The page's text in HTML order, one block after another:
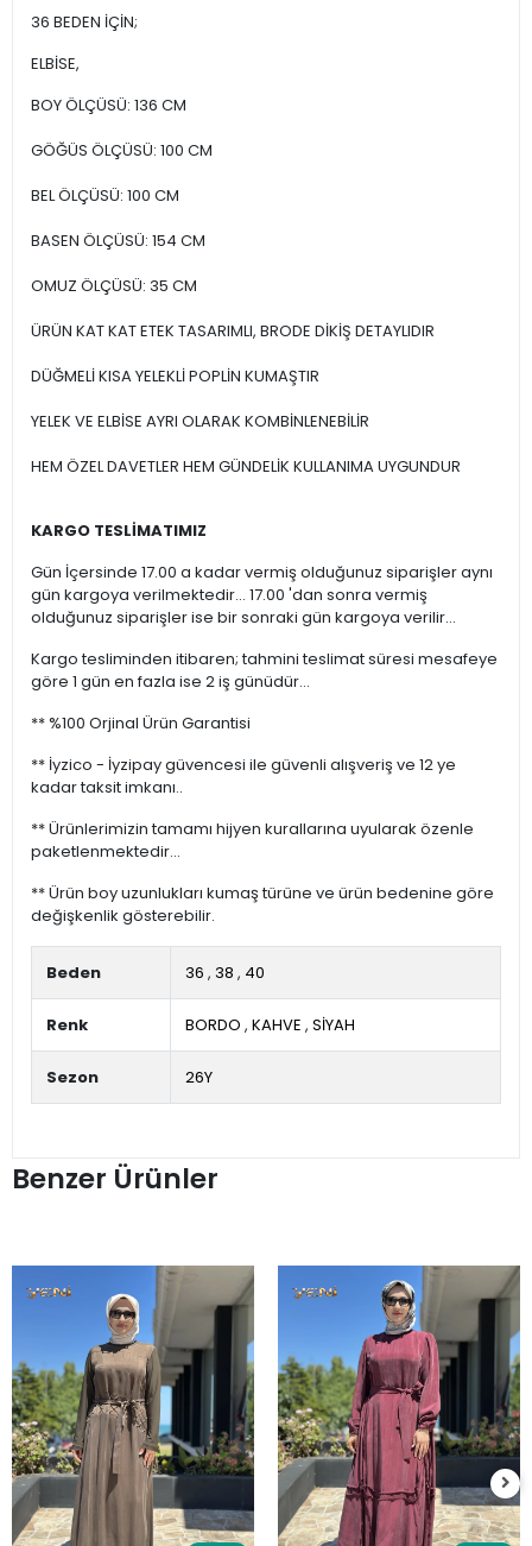
36 BEDEN İÇİN;
ELBİSE,
BOY ÖLÇÜSÜ: 136 CM
GÖĞÜS ÖLÇÜSÜ: 100 CM
BEL ÖLÇÜSÜ: 100 CM
BASEN ÖLÇÜSÜ: 154 CM
OMUZ ÖLÇÜSÜ: 35 CM
ÜRÜN KAT KAT ETEK TASARIMLI, BRODE DİKİŞ DETAYLIDIR
DÜĞMELİ KISA YELEKLİ POPLİN KUMAŞTIR
YELEK VE ELBİSE AYRI OLARAK KOMBİNLENEBİLİR
HEM ÖZEL DAVETLER HEM GÜNDELİK KULLANIMA UYGUNDUR
KARGO TESLİMATIMIZ
Gün İçersinde 17.00 a kadar vermiş olduğunuz siparişler aynı
gün kargoya verilmektedir... 17.00 'dan sonra vermiş
olduğunuz siparişler ise bir sonraki gün kargoya verilir...
Kargo tesliminden itibaren; tahmini teslimat süresi mesafeye
göre 1 gün en fazla ise 2 iş günüdür...
** %100 Orjinal Ürün Garantisi
** İyzico - İyzipay güvencesi ile güvenli alışveriş ve 12 ye
kadar taksit imkanı..
** Ürünlerimizin tamamı hijyen kurallarına uyularak özenle
paketlenmektedir...
** Ürün boy uzunlukları kumaş türüne ve ürün bedenine göre
değişkenlik gösterebilir.
Beden 36 , 38 , 40
Renk BORDO , KAHVE , SİYAH
Sezon 26Y
Benzer Ürünler